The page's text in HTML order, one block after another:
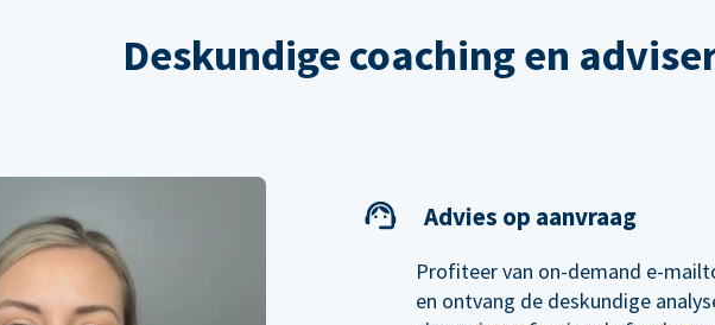
Deskundige coaching en
Advies op aanvraag
Profiteer van on-demand e-
en ontvang de deskundige